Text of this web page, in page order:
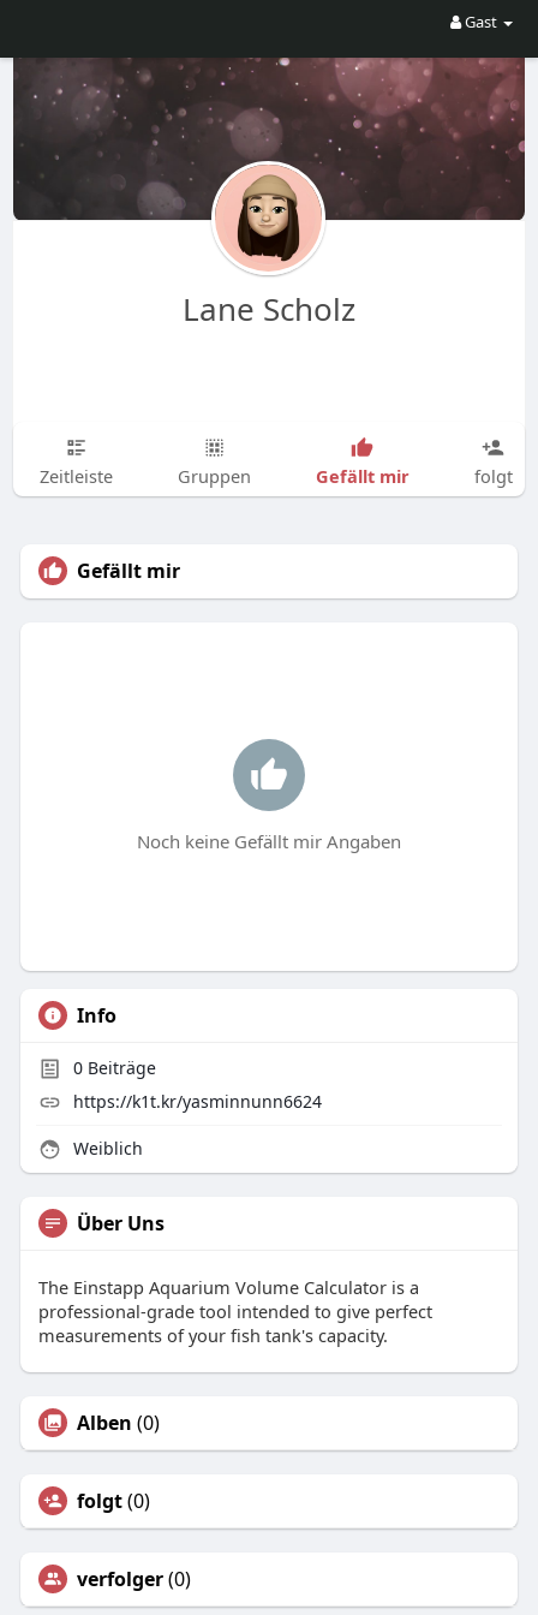
Gast
Lane Scholz
Zeitleiste Gruppen Gefällt mir folgt
Gefällt mir
Noch keine Gefällt mir Angaben
Info
0Beiträge
https://k1t.kr/yasminnunn6624
Weiblich
Über Uns
The Einstapp Aquarium Volume Calculator is a
professional-grade tool intended to give perfect
measurements of your fish tank's capacity.
Alben (0)
folgt(0)
verfolger(0)